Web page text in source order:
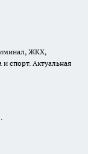
ЖКХ,
и спорт. Актуальная